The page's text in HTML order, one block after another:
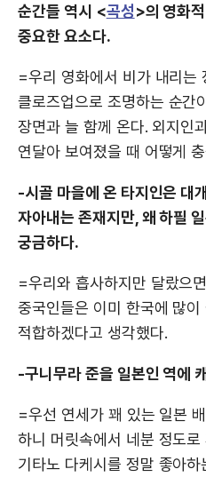
순간들 역시 <곡성>의 영화
중요한 요소다.
=우리 영화에서 비가 내리는
클로즈업으로 조명하는 순간
장면과 늘 함께 온다. 외지인
연달아 보여졌을 때 어떻게
-시골 마을에 온 타지인은 대
자아내는 존재지만, 왜 하필
궁금하다.
=우리와 흡사하지만 달랐으
중국인들은 이미 한국에 많
적합하겠다고 생각했다.
-구니무라 준을 일본인 역에
=우선 연세가 꽤 있는 일본
하니 머릿속에서 네분 정도
기타노 다케시를 정말 좋아